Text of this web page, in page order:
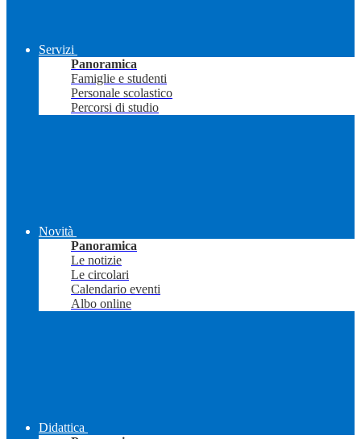
Servizi
Panoramica
Famiglie e studenti
Personale scolastico
Percorsi di studio
Novità
Panoramica
Le notizie
Le circolari
Calendario eventi
Albo online
Didattica